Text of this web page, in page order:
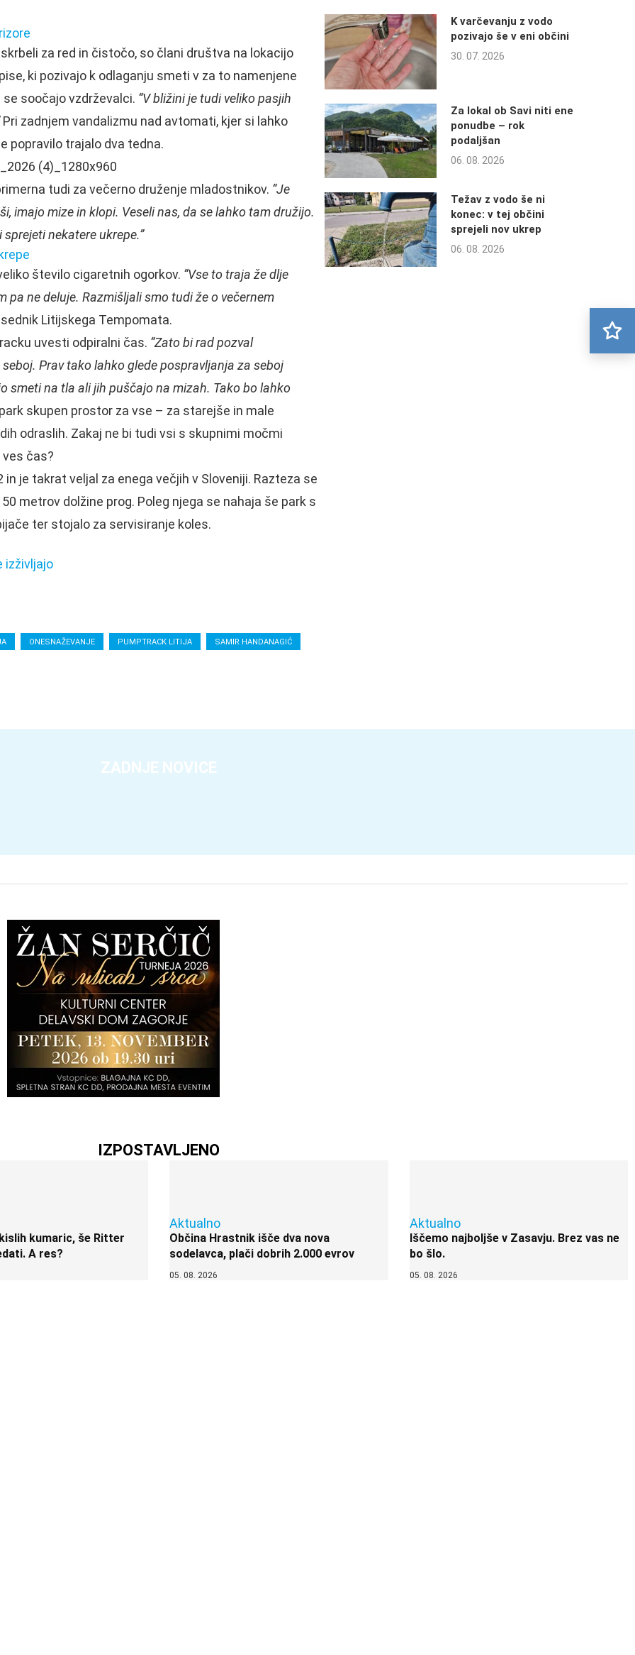
za red in čistočo, so člani društva na lokacijo
ki pozivajo k odlaganju smeti v za to namenjene
soočajo vzdrževalci. “V bližini je tudi veliko pasjih
Pri zadnjem vandalizmu nad avtomati, kjer si lahko
popravilo trajalo dva tedna.
tudi za večerno druženje mladostnikov. “Je
imajo mize in klopi. Veseli nas, da se lahko tam družijo.
nekatere ukrepe.”
število cigaretnih ogorkov. “Vse to traja že dlje
ne deluje. Razmišljali smo tudi že o večernem
Litijskega Tempomata.
uvesti odpiralni čas. “Zato bi rad pozval
Prav tako lahko glede pospravljanja za seboj
smeti na tla ali jih puščajo na mizah. Tako bo lahko
skupen prostor za vse – za starejše in male
odraslih. Zakaj ne bi tudi vsi s skupnimi močmi
čas?
je takrat veljal za enega večjih v Sloveniji. Razteza se
metrov dolžine prog. Poleg njega se nahaja še park s
ter stojalo za servisiranje koles.
izživljajo
ONESNAŽEVANJE PUMPTRACK LITIJA SAMIR HANDANAGIĆ
K varčevanju z vodo
pozivajo še v eni občini
30. 07. 2026
Za lokal ob Savi niti ene
ponudbe – rok
podaljšan
06. 08. 2026
Težav z vodo še ni
konec: v tej občini
sprejeli nov ukrep
06. 08. 2026
ZADNJE NOVICE
IZPOSTAVLJENO
kumaric, še Ritter
A res?
Aktualno
Občina Hrastnik išče dva nova
sodelavca, plači dobrih 2.000 evrov
05. 08. 2026
Aktualno
Iščemo najboljše v Zasavju. Brez vas ne
bo šlo.
05. 08. 2026